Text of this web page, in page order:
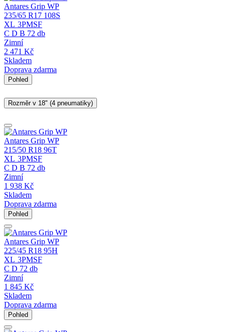
Antares Grip WP
235/65 R17 108S
XL 3PMSF
C D B 72 db
Zimní
2 471 Kč
Skladem
Doprava zdarma
Pohled
Rozměr v 18" (4 pneumatiky)
Antares Grip WP
215/50 R18 96T
XL 3PMSF
C D B 72 db
Zimní
1 938 Kč
Skladem
Doprava zdarma
Pohled
Antares Grip WP
225/45 R18 95H
XL 3PMSF
C D 72 db
Zimní
1 845 Kč
Skladem
Doprava zdarma
Pohled